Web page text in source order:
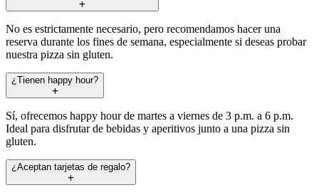
No es estrictamente necesario, pero recomendamos hacer una
reserva durante los fines de semana, especialmente si deseas probar
nuestra pizza sin gluten.
¿Tienen happy hour?
Sí, ofrecemos happy hour de martes a viernes de 3 p.m. a 6 p.m.
Ideal para disfrutar de bebidas y aperitivos junto a una pizza sin
gluten.
¿Aceptan tarjetas de regalo?